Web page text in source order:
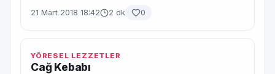
21 Mart 2018 18:42 2 dk 0
YÖRESEL LEZZETLER
Cağ Kebabı